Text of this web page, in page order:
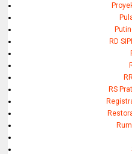
RD
RS